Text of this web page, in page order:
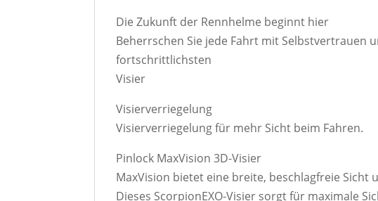
Die Zukunft der Rennhelme beginnt hier
Beherrschen Sie jede Fahrt mit Selbstvertrauen
fortschrittlichsten
Visier
Visierverriegelung
Visierverriegelung für mehr Sicht beim Fahren.
Pinlock MaxVision 3D-Visier
MaxVision bietet eine breite, beschlagfreie
Dieses ScorpionEXO-Visier sorgt für maximale